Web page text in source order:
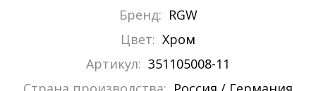
Бренд: RGW
Цвет: Хром
Артикул: 351105008-11